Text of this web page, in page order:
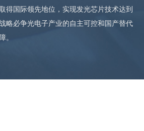
得国际领先地位，实现发光芯片技术达到
略必争光电子产业的自主可控和国产替代
。